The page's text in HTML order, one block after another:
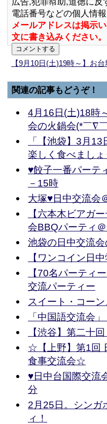
電話番号などの個人情
メールアドレスは掲示
文に書き込みください。
【9月10日(土)19時～】お
関連の記事もどうぞ！
4月16日(土)18時
会の火鍋会(*￣∇
「【池袋】3月
楽しく食べまし
♥︎餃子一番パーテ
－15時
大塚♥︎日中交流会
【六本木ビアガ
会BBQパーティ
池袋の日中交流
【ワンコイン日
【70名パーティ
交流パーティー
スイート・コー
「中国語交流会
【渋谷】第二十
☆【上野】第1回
食事交流会☆
♥︎日中台国際交流
分
2月25日。シンガ
ィ！